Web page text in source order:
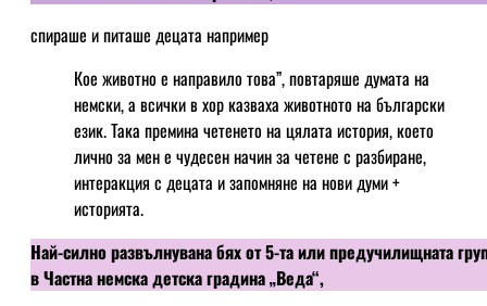
спираше и питаше децата например
Кое животно е направило това”, повтаряше думата на
немски, а всички в хор казваха животното на български
език. Така премина четенето на цялата история, което
лично за мен е чудесен начин за четене с разбиране,
интеракция с децата и запомняне на нови думи +
историята.
Най-силно развълнувана бях от 5-та или предучилищната
в Частна немска детска градина „Веда“,